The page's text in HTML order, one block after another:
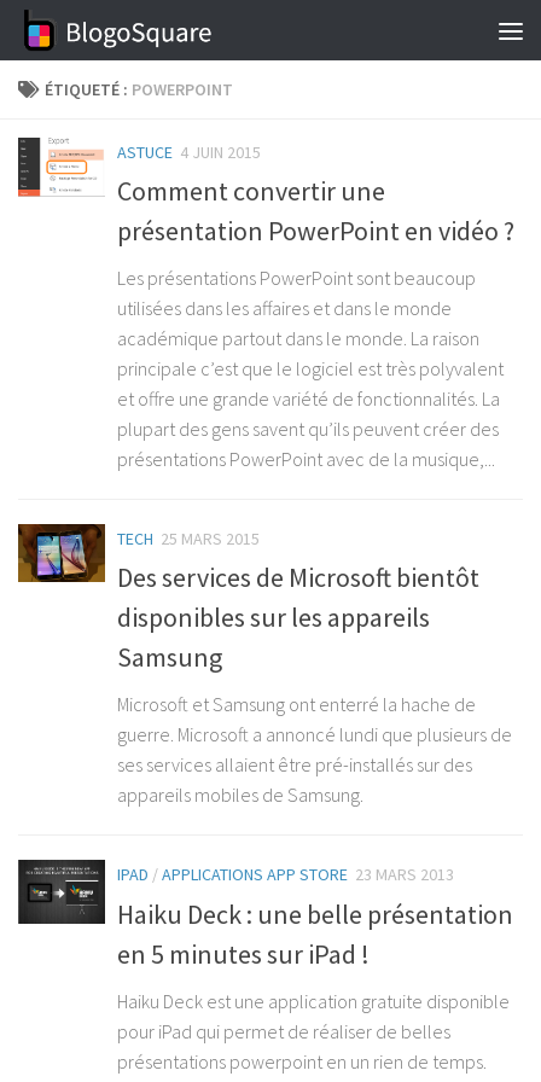
Skip to content
ÉTIQUETÉ : POWERPOINT
ASTUCE 4 JUIN 2015
Comment convertir une
présentation PowerPoint en vidéo ?
Les présentations PowerPoint sont beaucoup
utilisées dans les affaires et dans le monde
académique partout dans le monde. La raison
principale c’est que le logiciel est très polyvalent
et offre une grande variété de fonctionnalités. La
plupart des gens savent qu’ils peuvent créer des
présentations PowerPoint avec de la musique,...
TECH 25 MARS 2015
Des services de Microsoft bientôt
disponibles sur les appareils
Samsung
Microsoft et Samsung ont enterré la hache de
guerre. Microsoft a annoncé lundi que plusieurs de
ses services allaient être pré-installés sur des
appareils mobiles de Samsung.
IPAD /APPLICATIONS APP STORE 23 MARS 2013
Haiku Deck : une belle présentation
en 5 minutes sur iPad !
Haiku Deck est une application gratuite disponible
pour iPad qui permet de réaliser de belles
présentations powerpoint en un rien de temps.